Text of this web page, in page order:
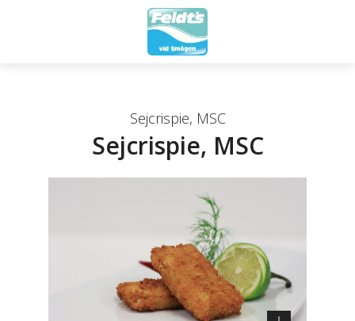
Sejcrispie, MSC
Sejcrispie, MSC